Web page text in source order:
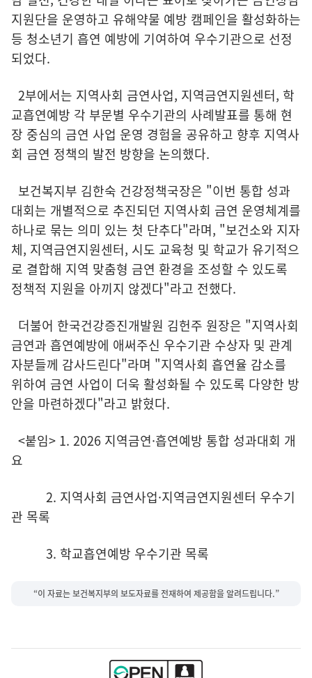
지원단을 운영하고 유해약물 예방 캠페인을 활성화하는
등 청소년기 흡연 예방에 기여하여 우수기관으로 선정
되었다.
2부에서는 지역사회 금연사업, 지역금연지원센터, 학
교흡연예방 각 부문별 우수기관의 사례발표를 통해 현
장 중심의 금연 사업 운영 경험을 공유하고 향후 지역사
회 금연 정책의 발전 방향을 논의했다.
보건복지부 김한숙 건강정책국장은 "이번 통합 성과
대회는 개별적으로 추진되던 지역사회 금연 운영체계를
하나로 묶는 의미 있는 첫 단추다"라며, "보건소와 지자
체, 지역금연지원센터, 시도 교육청 및 학교가 유기적으
로 결합해 지역 맞춤형 금연 환경을 조성할 수 있도록
정책적 지원을 아끼지 않겠다"라고 전했다.
더불어 한국건강증진개발원 김헌주 원장은 "지역사회
금연과 흡연예방에 애써주신 우수기관 수상자 및 관계
자분들께 감사드린다"라며 "지역사회 흡연율 감소를
위하여 금연 사업이 더욱 활성화될 수 있도록 다양한 방
안을 마련하겠다"라고 밝혔다.
<붙임> 1. 2026 지역금연·흡연예방 통합 성과대회 개
요
2. 지역사회 금연사업·지역금연지원센터 우수기
관 목록
3. 학교흡연예방 우수기관 목록
“이 자료는 보건복지부의 보도자료를 전재하여 제공함을 알려드립니다.”